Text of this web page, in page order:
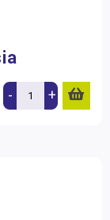
- +